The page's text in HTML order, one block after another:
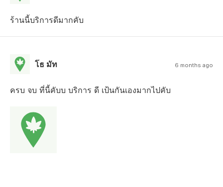
ร้านนี้บริการดีมากคับ
โธ มัท 6 months ago
ครบ จบ ที่นี้คับบ บริการ ดี เป้นกันเองมากไปคับ